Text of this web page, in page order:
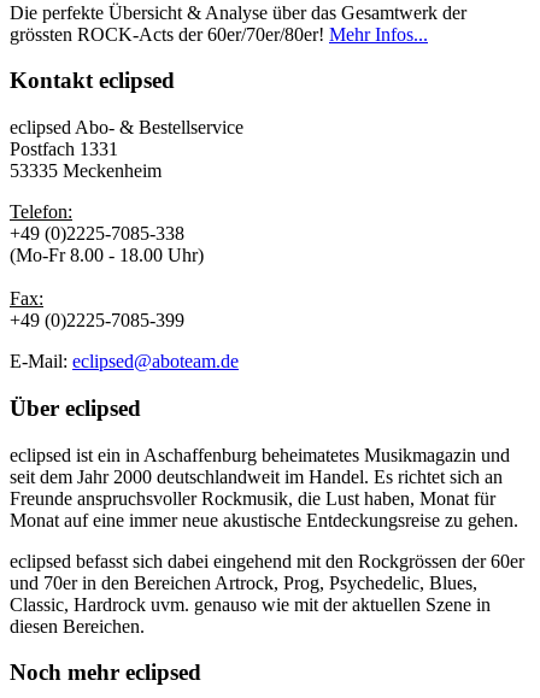
Die perfekte Übersicht & Analyse über das Gesamtwerk der
grössten ROCK-Acts der 60er/70er/80er! Mehr Infos...
Kontakteclipsed
eclipsed Abo- & Bestellservice
Postfach 1331
53335 Meckenheim
Telefon:
+49 (0)2225-7085-338
(Mo-Fr 8.00 - 18.00 Uhr)
Fax:
+49 (0)2225-7085-399
E-Mail: eclipsed@aboteam.de
Über eclipsed
eclipsed ist ein in Aschaffenburg beheimatetes Musikmagazin und
seit dem Jahr 2000 deutschlandweit im Handel. Es richtet sich an
Freunde anspruchsvoller Rockmusik, die Lust haben, Monat für
Monat auf eine immer neue akustische Entdeckungsreise zu gehen.
eclipsed befasst sich dabei eingehend mit den Rockgrössen der 60er
und 70er in den Bereichen Artrock, Prog, Psychedelic, Blues,
Classic, Hardrock uvm. genauso wie mit der aktuellen Szene in
diesen Bereichen.
Noch mehr eclipsed